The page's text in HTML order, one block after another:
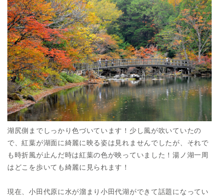
湖尻側までしっかり色づいています！少し風が吹いていたの
で、紅葉が湖面に綺麗に映る姿は見れませんでしたが、それで
も時折風が止んだ時は紅葉の色が映っていました！湯ノ湖一周
はどこを歩いても綺麗に見られます！
現在、小田代原に水が溜まり小田代湖ができて話題になってい